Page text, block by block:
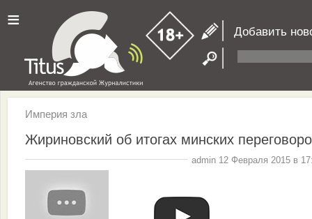
≡ Добавить
Империя зла
Жириновский об итогах минских
admin 12 Февраля 2015 в